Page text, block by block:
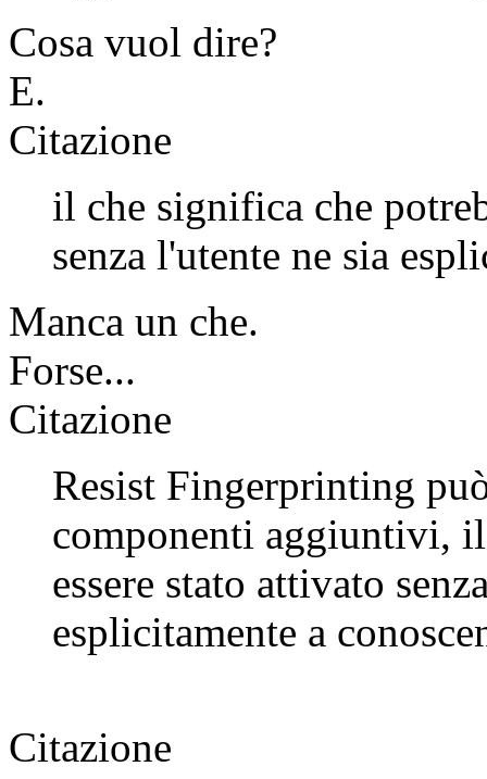
Cosa vuol dire?
E.
Citazione
il che significa che
senza l'utente ne sia
Manca un che.
Forse...
Citazione
Resist Fingerprinting
componenti aggiuntivi,
essere stato attivato
esplicitamente a
Citazione